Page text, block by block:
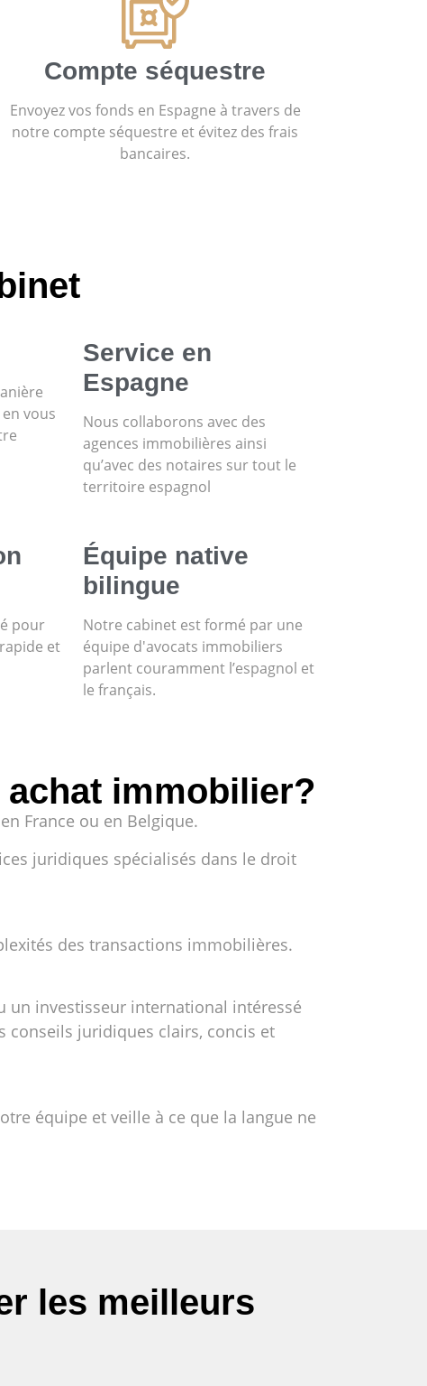
Compte séquestre
Envoyez vos fonds en Espagne à travers de
notre compte séquestre et évitez des frais
bancaires.
vous
Service en
Espagne
Nous collaborons avec des
agences immobilières ainsi
qu’avec des notaires sur tout le
territoire espagnol
pour
et
Équipe native
bilingue
Notre cabinet est formé par une
équipe d'avocats immobiliers
parlent couramment l’espagnol et
le français.
achat immobilier?
France ou en Belgique.
juridiques spécialisés dans le droit
des transactions immobilières.
un investisseur international intéressé
conseils juridiques clairs, concis et
équipe et veille à ce que la langue ne
les meilleurs